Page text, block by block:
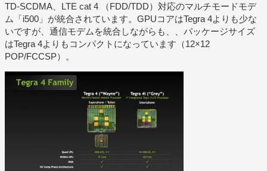
TD-SCDMA、LTE cat 4 （FDD/TDD）対応のマルチモードモデ
ム「i500」が統合されています。GPUコアはTegra 4よりも少な
いですが、通信モデムを統合しながらも、、パッケージサイズ
はTegra 4よりもコンパクトになっています（12×12
POP/FCCSP）。